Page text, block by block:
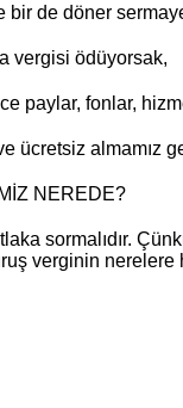
de döner
vergisi ödüyorsak,
fonlar,
almamız
NEREDE?
sormalıdır.
verginin nerelere